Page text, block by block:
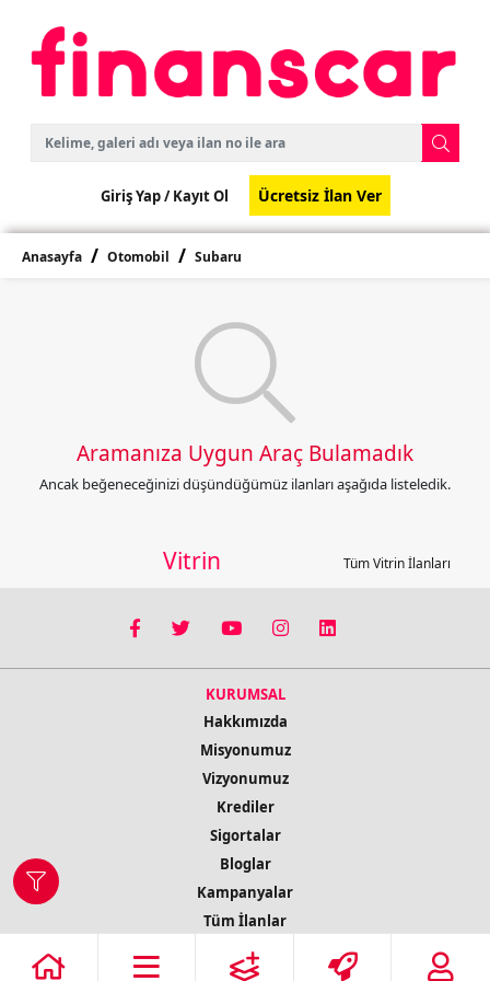
Giriş Yap /Kayıt Ol Ücretsiz İlan Ver
Anasayfa Otomobil Subaru
Aramanıza Uygun Araç Bulamadık
Ancak beğeneceğinizi düşündüğümüz ilanları aşağıda listeledik.
Vitrin Tüm Vitrin İlanları
KURUMSAL
Hakkımızda
Misyonumuz
Vizyonumuz
Krediler
Sigortalar
Bloglar
Kampanyalar
Tüm İlanlar
İletişim Bilgileri